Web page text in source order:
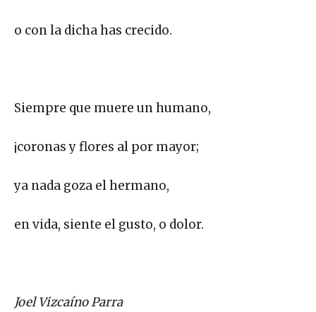
o con la dicha has crecido.
Siempre que muere un humano,
¡coronas y flores al por mayor;
ya nada goza el hermano,
en vida, siente el gusto, o dolor.
Joel Vizcaíno Parra